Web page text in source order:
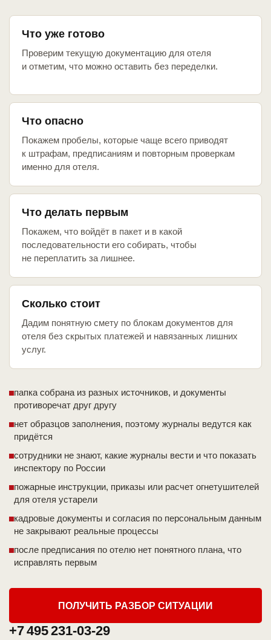
Что уже готово
Проверим текущую документацию для отеля
и отметим, что можно оставить без переделки.
Что опасно
Покажем пробелы, которые чаще всего приводят
к штрафам, предписаниям и повторным проверкам
именно для отеля.
Что делать первым
Покажем, что войдёт в пакет и в какой
последовательности его собирать, чтобы
не переплатить за лишнее.
Сколько стоит
Дадим понятную смету по блокам документов для
отеля без скрытых платежей и навязанных лишних
услуг.
папка собрана из разных источников, и документы
противоречат друг другу
нет образцов заполнения, поэтому журналы ведутся как
придётся
сотрудники не знают, какие журналы вести и что показать
инспектору по России
пожарные инструкции, приказы или расчет огнетушителей
для отеля устарели
кадровые документы и согласия по персональным данным
не закрывают реальные процессы
после предписания по отелю нет понятного плана, что
исправлять первым
ПОЛУЧИТЬ РАЗБОР СИТУАЦИИ
+7 495 231-03-29